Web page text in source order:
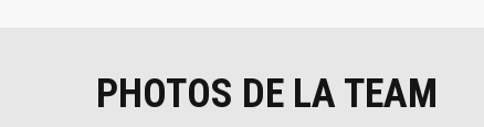
PHOTOS DE LA TEAM